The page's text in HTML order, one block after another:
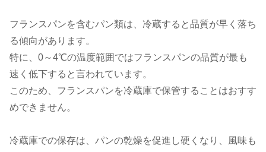
フランスパンを含むパン類は、冷蔵すると品質が早く落ち
る傾向があります。
特に、0～4℃の温度範囲ではフランスパンの品質が最も
速く低下すると言われています。
このため、フランスパンを冷蔵庫で保管することはおすす
めできません。
冷蔵庫での保存は、パンの乾燥を促進し硬くなり、風味も